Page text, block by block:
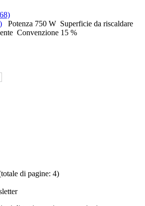
Potenza 750 W Superficie da riscaldare
Convenzione 15 %
di pagine: 4)